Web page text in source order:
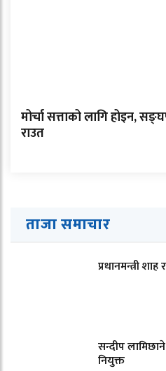
मोर्चा सत्ताको लागि होइन,
राउत
ताजा समाचार
प्रधानमन्त्री
सन्दीप
नियुक्त